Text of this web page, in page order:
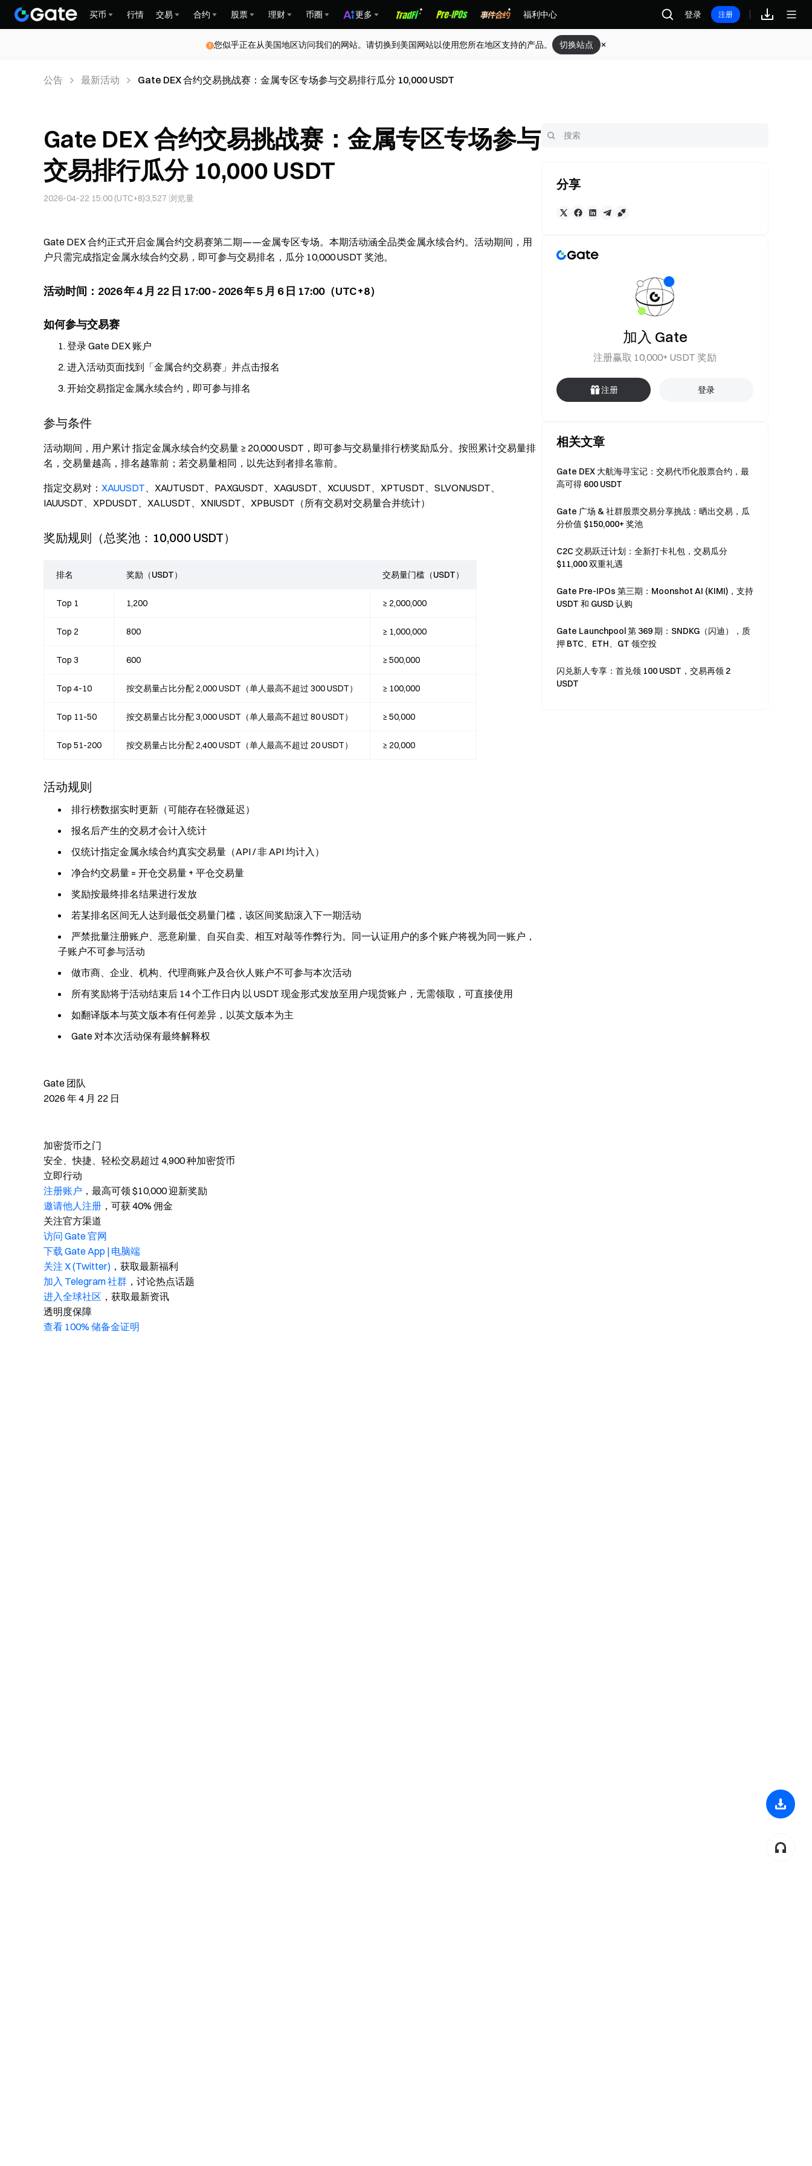
买币 行情 交易 合约 股票 理财 币圈 更多 福利中心 登录 注册
您似乎正在从美国地区访问我们的网站。请切换到美国网站以使用您所在地区支持的产品。 切换站点
公告 最新活动 Gate DEX 合约交易挑战赛：金属专区专场参与交易排行瓜分 10,000 USDT
Gate DEX 合约交易挑战赛：金属专区专场参与
交易排行瓜分 10,000 USDT
2026-04-22 15:00 (UTC+8)3,527 浏览量
Gate DEX 合约正式开启金属合约交易赛第二期——金属专区专场。本期活动涵全品类金属永续合约。活动期间，用
户只需完成指定金属永续合约交易，即可参与交易排名，瓜分 10,000 USDT 奖池。
活动时间：2026 年 4 月 22 日 17:00 - 2026 年 5 月 6 日 17:00（UTC+8）
如何参与交易赛
登录 Gate DEX 账户
进入活动页面找到「金属合约交易赛」并点击报名
开始交易指定金属永续合约，即可参与排名
参与条件
活动期间，用户累计 指定金属永续合约交易量 ≥ 20,000 USDT，即可参与交易量排行榜奖励瓜分。按照累计交易量排
名，交易量越高，排名越靠前；若交易量相同，以先达到者排名靠前。
指定交易对： XAUUSDT、XAUTUSDT、PAXGUSDT、XAGUSDT、XCUUSDT、XPTUSDT、SLVONUSDT、
IAUUSDT、XPDUSDT、XALUSDT、XNIUSDT、XPBUSDT（所有交易对交易量合并统计）
奖励规则（总奖池：10,000 USDT）
排名 奖励（USDT） 交易量门槛（USDT）
Top 1 1,200 ≥ 2,000,000
Top 2 800 ≥ 1,000,000
Top 3 600 ≥ 500,000
Top 4-10 按交易量占比分配 2,000 USDT（单人最高不超过 300 USDT） ≥ 100,000
Top 11-50 按交易量占比分配 3,000 USDT（单人最高不超过 80 USDT） ≥ 50,000
Top 51-200 按交易量占比分配 2,400 USDT（单人最高不超过 20 USDT） ≥ 20,000
活动规则
排行榜数据实时更新（可能存在轻微延迟）
报名后产生的交易才会计入统计
仅统计指定金属永续合约真实交易量（API / 非 API 均计入）
净合约交易量 = 开仓交易量 + 平仓交易量
奖励按最终排名结果进行发放
若某排名区间无人达到最低交易量门槛，该区间奖励滚入下一期活动
严禁批量注册账户、恶意刷量、自买自卖、相互对敲等作弊行为。同一认证用户的多个账户将视为同一账户，
子账户不可参与活动
做市商、企业、机构、代理商账户及合伙人账户不可参与本次活动
所有奖励将于活动结束后 14 个工作日内 以 USDT 现金形式发放至用户现货账户，无需领取，可直接使用
如翻译版本与英文版本有任何差异，以英文版本为主
Gate 对本次活动保有最终解释权
Gate 团队
2026 年 4 月 22 日
加密货币之门
安全、快捷、轻松交易超过 4,900 种加密货币
立即行动
注册账户 ，最高可领 $10,000 迎新奖励
邀请他人注册 ，可获 40% 佣金
关注官方渠道
访问 Gate 官网
下载 Gate App | 电脑端
关注 X (Twitter) ，获取最新福利
加入 Telegram 社群 ，讨论热点话题
进入全球社区 ，获取最新资讯
透明度保障
查看 100% 储备金证明
分享
加入 Gate
注册赢取 10,000+ USDT 奖励
注册 登录
相关文章
Gate DEX 大航海寻宝记：交易代币化股票合约，最
高可得 600 USDT
Gate 广场 & 社群股票交易分享挑战：晒出交易，瓜
分价值 $150,000+ 奖池
C2C 交易跃迁计划：全新打卡礼包，交易瓜分
$11,000 双重礼遇
Gate Pre-IPOs 第三期：Moonshot AI (KIMI)，支持
USDT 和 GUSD 认购
Gate Launchpool 第 369 期：SNDKG（闪迪），质
押 BTC、ETH、GT 领空投
闪兑新人专享：首兑领 100 USDT，交易再领 2
USDT